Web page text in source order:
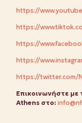
https://
https://
https://
https://
https://twitter.com/
Επικοινωνήστε με
Athens στο: